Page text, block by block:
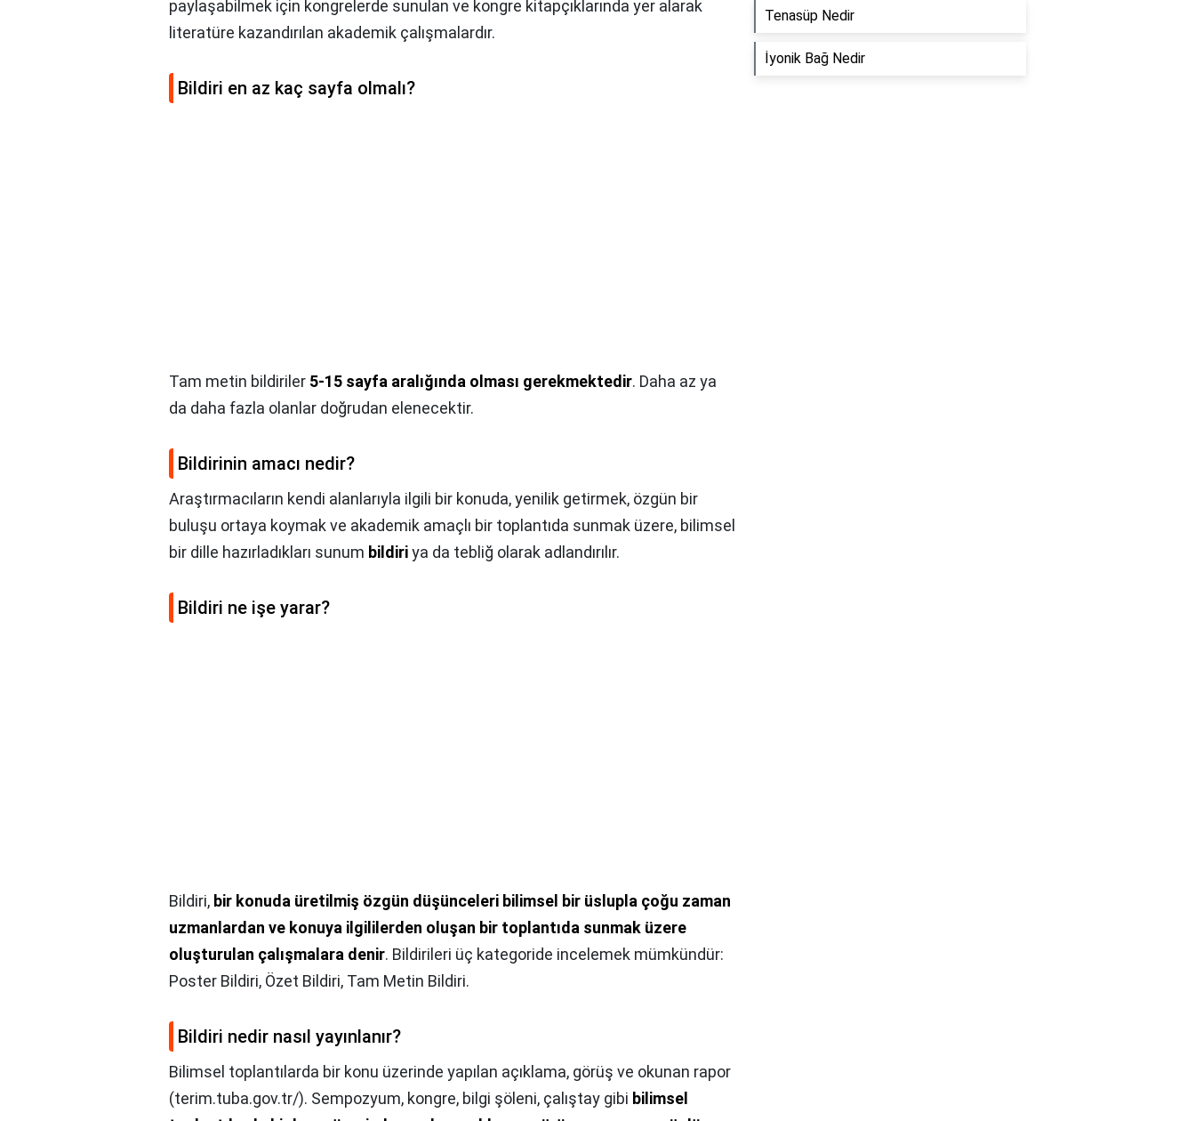
paylaşabilmek için kongrelerde sunulan ve kongre kitapçıklarında yer alarak
literatüre kazandırılan akademik çalışmalardır.
Bildiri en az kaç sayfa olmalı?
Tam metin bildiriler 5-15 sayfa aralığında olması gerekmektedir. Daha az ya
da daha fazla olanlar doğrudan elenecektir.
Bildirinin amacı nedir?
Araştırmacıların kendi alanlarıyla ilgili bir konuda, yenilik getirmek, özgün bir
buluşu ortaya koymak ve akademik amaçlı bir toplantıda sunmak üzere, bilimsel
bir dille hazırladıkları sunum bildiriya da tebliğ olarak adlandırılır.
Bildiri ne işe yarar?
Bildiri, bir konuda üretilmiş özgün düşünceleri bilimsel bir üslupla çoğu zaman
uzmanlardan ve konuya ilgililerden oluşan bir toplantıda sunmak üzere
oluşturulan çalışmalara denir. Bildirileri üç kategoride incelemek mümkündür:
Poster Bildiri, Özet Bildiri, Tam Metin Bildiri.
Bildiri nedir nasıl yayınlanır?
Bilimsel toplantılarda bir konu üzerinde yapılan açıklama, görüş ve okunan rapor
(terim.tuba.gov.tr/). Sempozyum, kongre, bilgi şöleni, çalıştay gibi bilimsel
Tenasüp Nedir
İyonik Bağ Nedir